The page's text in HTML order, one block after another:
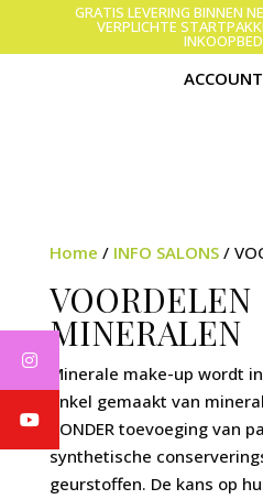
GRATIS LEVERING BINNEN
VERPLICHTE
Home / INFO SALONS/
VOORDELEN
MINERALEN
Minerale make-up wordt
enkel gemaakt van
ZONDER toevoeging van
synthetische
geurstoffen. De kans op